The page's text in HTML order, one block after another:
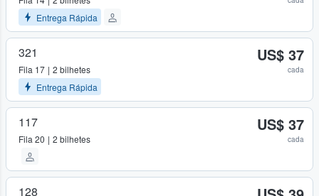
Entrega Rápida
321
Fila 17
2 bilhetes
Entrega Rápida
US$ 37
cada
117
Fila 20 2 bilhetes
US$ 37
cada
128